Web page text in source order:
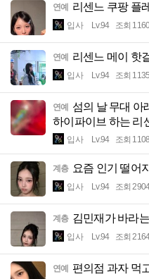
연예 리센느 쿠팡 플
입사 Lv.94 조회
연예 리센느 메이 핫
입사 Lv.94 조회 1135
연예
섬의 날 무대 아
하이파이브 하는 리
입사 Lv.94 조회 1108
계층 요즘 인기 떨어
입사 Lv.94 조회
계층 김민재가 바라
입사 Lv.94 조회
연예 편의점 과자 먹